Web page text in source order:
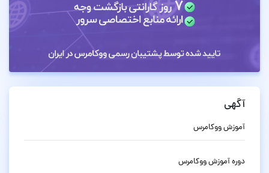
آگهی
آموزش ووکامرس
دوره آموزش ووکامرس